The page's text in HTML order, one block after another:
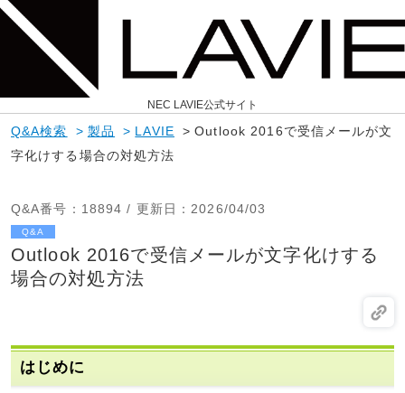
NEC LAVIE公式サイト
Q&A検索 > 製品 > LAVIE > Outlook 2016で受信メールが文
字化けする場合の対処方法
Q&A番号 ：18894 / 更新日 ：2026/04/03
Q&A
Outlook 2016で受信メールが文字化けする
場合の対処方法
はじめに